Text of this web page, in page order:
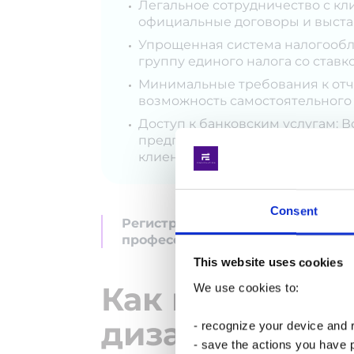
Consent
This website uses cookies
We use cookies to:
- recognize your device and
- save the actions you have
Легальное сотрудничество с
официальные договоры и
Упрощенная система
группу единого налога со
Минимальные требования к
возможность
Доступ к банковским услугам:
предпринимательской
клиентов
Регистрация ФОП дизайнеру
профессионального роста и
Как выбрать
дизайнеру?
Якою